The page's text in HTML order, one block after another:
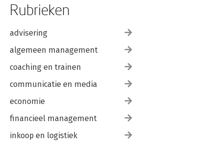
Rubrieken
advisering
algemeen management
coaching en trainen
communicatie en media
economie
financieel management
inkoop en logistiek